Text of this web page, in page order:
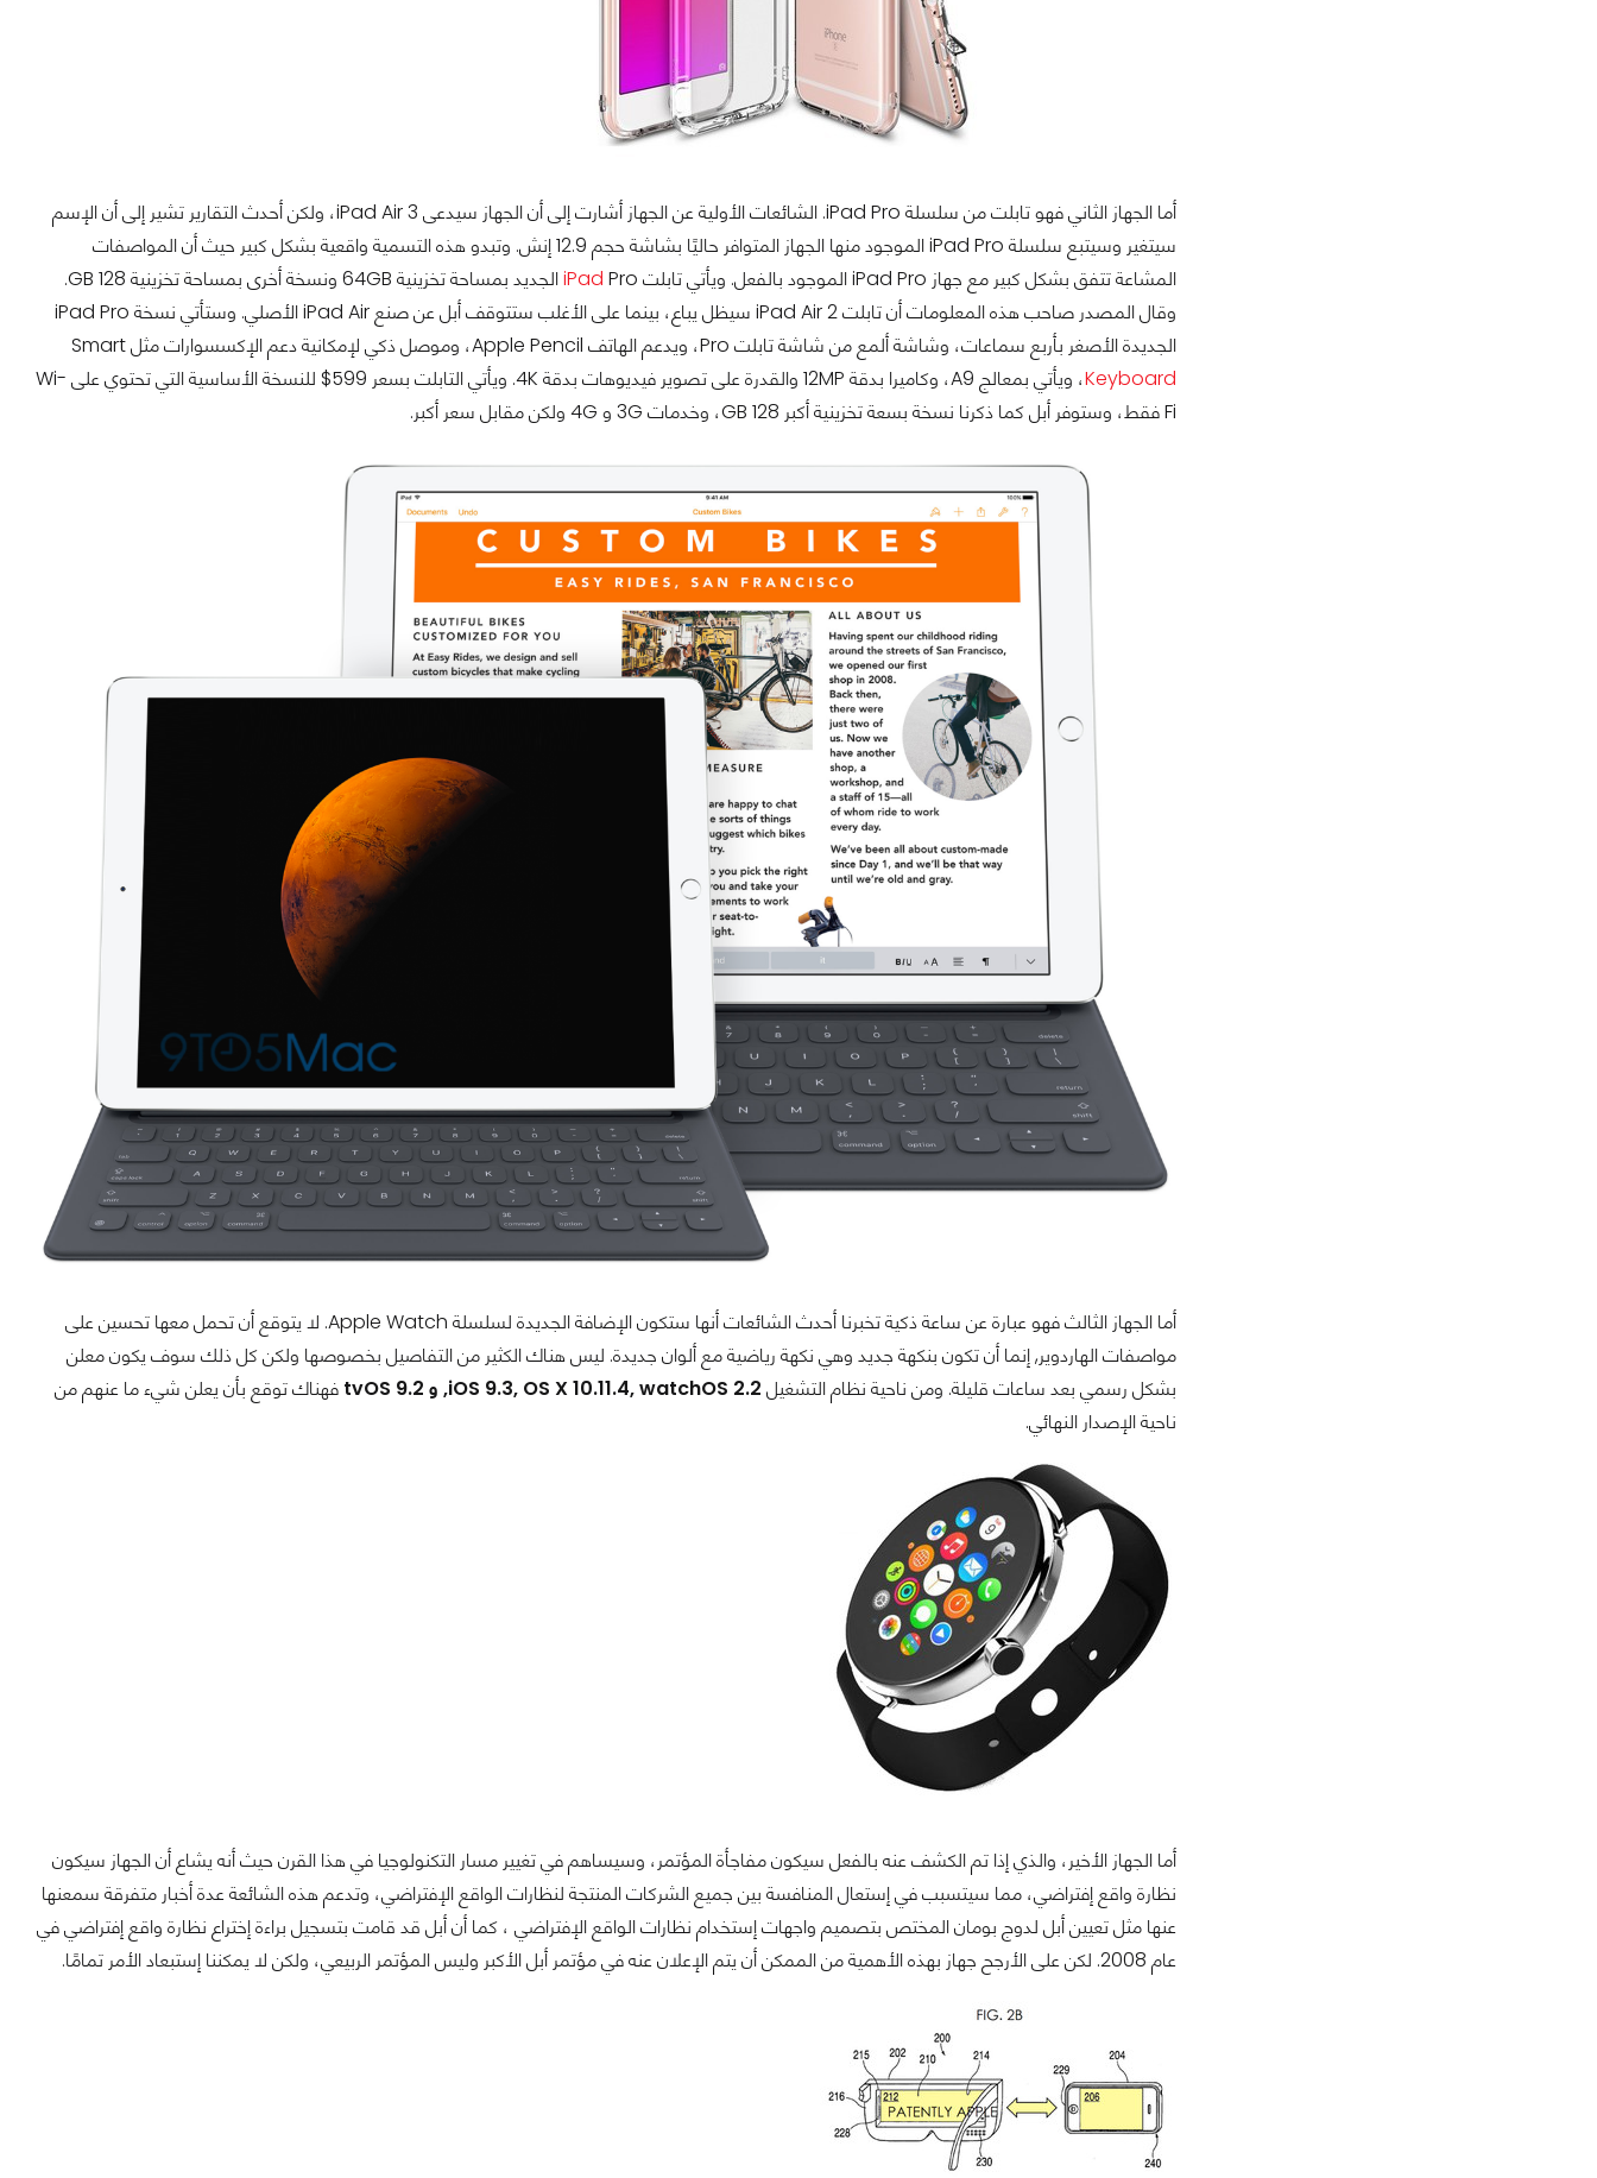
أما الجهاز الثاني فهو تابلت من سلسلة iPad Pro. الشائعات الأولية عن الجهاز أشارت إلى أن الجهاز سيدعى iPad Air 3، ولكن أحدث التقارير تشير إلى أن الإسم
سيتغير وسيتبع سلسلة iPad Pro الموجود منها الجهاز المتوافر حاليًا بشاشة حجم 12.9 إنش. وتبدو هذه التسمية واقعية بشكل كبير حيث أن المواصفات
المشاعة تتفق بشكل كبير مع جهاز iPad Pro الموجود بالفعل. ويأتي تابلت
iPad
Pro الجديد بمساحة تخزينية 64GB ونسخة أخرى بمساحة تخزينية 128 GB.
وقال المصدر صاحب هذه المعلومات أن تابلت iPad Air 2 سيظل يباع، بينما على الأغلب ستتوقف أبل عن صنع iPad Air الأصلي. وستأتي نسخة iPad Pro
الجديدة الأصغر بأربع سماعات، وشاشة ألمع من شاشة تابلت Pro، ويدعم الهاتف Apple Pencil، وموصل ذكي لإمكانية دعم الإكسسوارات مثل Smart
Keyboard
، ويأتي بمعالج A9، وكاميرا بدقة 12MP والقدرة على تصوير فيديوهات بدقة 4K. ويأتي التابلت بسعر 599$ للنسخة الأساسية التي تحتوي على Wi-
Fi فقط، وستوفر أبل كما ذكرنا نسخة بسعة تخزينية أكبر 128 GB، وخدمات 3G و 4G ولكن مقابل سعر أكبر.
أما الجهاز الثالث فهو عبارة عن ساعة ذكية تخبرنا أحدث الشائعات أنها ستكون الإضافة الجديدة لسلسلة Apple Watch. لا يتوقع أن تحمل معها تحسين على
مواصفات الهاردوير, إنما أن تكون بنكهة جديد وهي نكهة رياضية مع ألوان جديدة. ليس هناك الكثير من التفاصيل بخصوصها ولكن كل ذلك سوف يكون معلن
بشكل رسمي بعد ساعات قليلة. ومن ناحية نظام التشغيل
فهناك توقع بأن يعلن شيء ما عنهم من
ناحية الإصدار النهائي.
أما الجهاز الأخير، والذي إذا تم الكشف عنه بالفعل سيكون مفاجأة المؤتمر، وسيساهم في تغيير مسار التكنولوجيا في هذا القرن حيث أنه يشاع أن الجهاز سيكون
نظارة واقع إفتراضي، مما سيتسبب في إستعال المنافسة بين جميع الشركات المنتجة لنظارات الواقع الإفتراضي، وتدعم هذه الشائعة عدة أخبار متفرقة سمعنها
عنها مثل تعيين أبل لدوج بومان المختص بتصميم واجهات إستخدام نظارات الواقع الإفتراضي ، كما أن أبل قد قامت بتسجيل براءة إختراع نظارة واقع إفتراضي في
عام 2008. لكن على الأرجح جهاز بهذه الأهمية من الممكن أن يتم الإعلان عنه في مؤتمر أبل الأكبر وليس المؤتمر الربيعي، ولكن لا يمكننا إستبعاد الأمر تمامًا.